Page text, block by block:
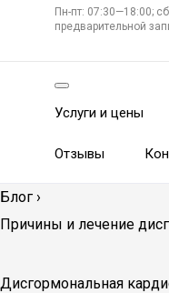
Пн-пт: 07:30—18:00;
предварительной
Услуги и цены
Отзывы
Блог ›
Причины и лечение
Дисгормональная